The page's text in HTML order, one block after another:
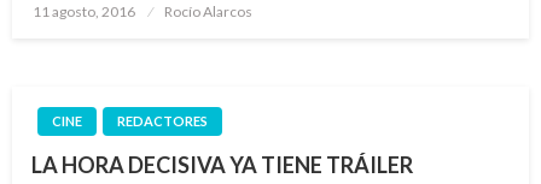
Publicado
11 agosto, 2016 Rocío Alarcos
CINE REDACTORES
LA HORA DECISIVA YA TIENE TRÁILER